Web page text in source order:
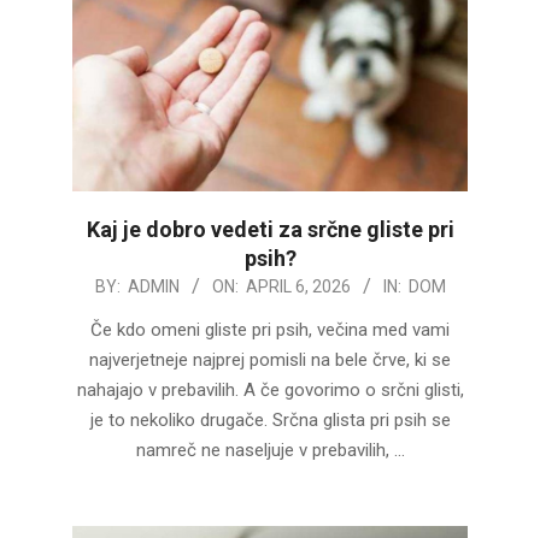
Kaj je dobro vedeti za srčne gliste pri
psih?
2026-
04-
BY: ADMIN ON: APRIL 6, 2026 IN: DOM
Če kdo omeni gliste pri psih, večina med vami
najverjetneje najprej pomisli na bele črve, ki se
nahajajo v prebavilih. A če govorimo o srčni glisti,
je to nekoliko drugače. Srčna glista pri psih se
namreč ne naseljuje v prebavilih, …